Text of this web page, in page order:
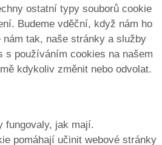
ostatní typy souborů cookie
Budeme vděční, když nám ho
nám tak, naše stránky a služby
s používáním cookies na našem
kdykoliv změnit nebo odvolat.
fungovaly, jak mají.
pomáhají učinit webové stránky